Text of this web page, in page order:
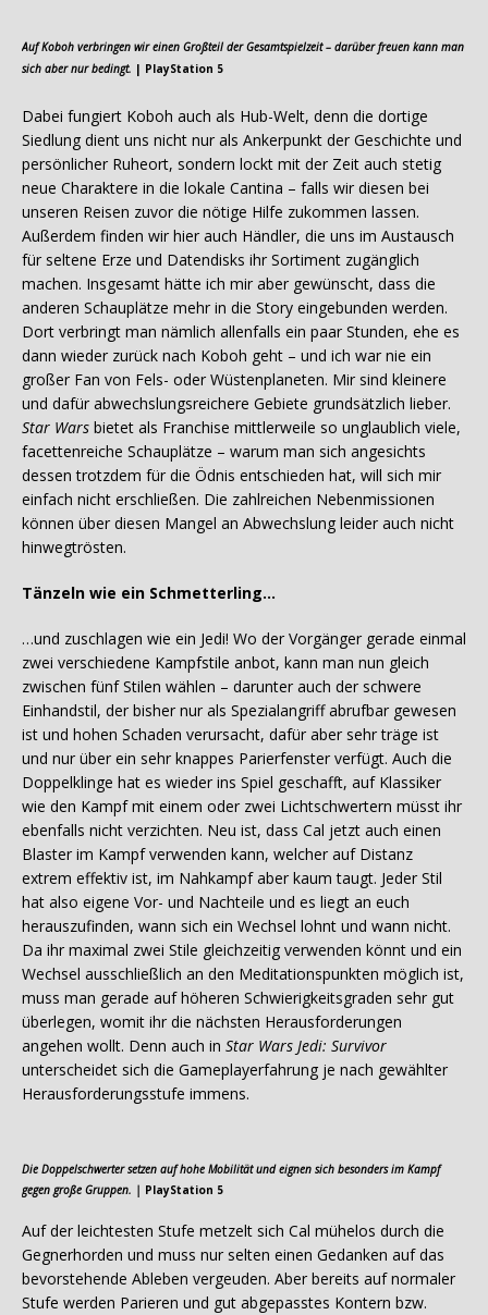
Auf Koboh verbringen wir einen Großteil der Gesamtspielzeit – darüber freuen kann man
sich aber nur bedingt. | PlayStation 5
Dabei fungiert Koboh auch als Hub-Welt, denn die dortige
Siedlung dient uns nicht nur als Ankerpunkt der Geschichte und
persönlicher Ruheort, sondern lockt mit der Zeit auch stetig
neue Charaktere in die lokale Cantina – falls wir diesen bei
unseren Reisen zuvor die nötige Hilfe zukommen lassen.
Außerdem finden wir hier auch Händler, die uns im Austausch
für seltene Erze und Datendisks ihr Sortiment zugänglich
machen. Insgesamt hätte ich mir aber gewünscht, dass die
anderen Schauplätze mehr in die Story eingebunden werden.
Dort verbringt man nämlich allenfalls ein paar Stunden, ehe es
dann wieder zurück nach Koboh geht – und ich war nie ein
großer Fan von Fels- oder Wüstenplaneten. Mir sind kleinere
und dafür abwechslungsreichere Gebiete grundsätzlich lieber.
Star Wars bietet als Franchise mittlerweile so unglaublich viele,
facettenreiche Schauplätze – warum man sich angesichts
dessen trotzdem für die Ödnis entschieden hat, will sich mir
einfach nicht erschließen. Die zahlreichen Nebenmissionen
können über diesen Mangel an Abwechslung leider auch nicht
hinwegtrösten.
Tänzeln wie ein Schmetterling…
…und zuschlagen wie ein Jedi! Wo der Vorgänger gerade einmal
zwei verschiedene Kampfstile anbot, kann man nun gleich
zwischen fünf Stilen wählen – darunter auch der schwere
Einhandstil, der bisher nur als Spezialangriff abrufbar gewesen
ist und hohen Schaden verursacht, dafür aber sehr träge ist
und nur über ein sehr knappes Parierfenster verfügt. Auch die
Doppelklinge hat es wieder ins Spiel geschafft, auf Klassiker
wie den Kampf mit einem oder zwei Lichtschwertern müsst ihr
ebenfalls nicht verzichten. Neu ist, dass Cal jetzt auch einen
Blaster im Kampf verwenden kann, welcher auf Distanz
extrem effektiv ist, im Nahkampf aber kaum taugt. Jeder Stil
hat also eigene Vor- und Nachteile und es liegt an euch
herauszufinden, wann sich ein Wechsel lohnt und wann nicht.
Da ihr maximal zwei Stile gleichzeitig verwenden könnt und ein
Wechsel ausschließlich an den Meditationspunkten möglich ist,
muss man gerade auf höheren Schwierigkeitsgraden sehr gut
überlegen, womit ihr die nächsten Herausforderungen
angehen wollt. Denn auch in Star Wars Jedi: Survivor
unterscheidet sich die Gameplayerfahrung je nach gewählter
Herausforderungsstufe immens.
Die Doppelschwerter setzen auf hohe Mobilität und eignen sich besonders im Kampf
gegen große Gruppen. | PlayStation 5
Auf der leichtesten Stufe metzelt sich Cal mühelos durch die
Gegnerhorden und muss nur selten einen Gedanken auf das
bevorstehende Ableben vergeuden. Aber bereits auf normaler
Stufe werden Parieren und gut abgepasstes Kontern bzw.